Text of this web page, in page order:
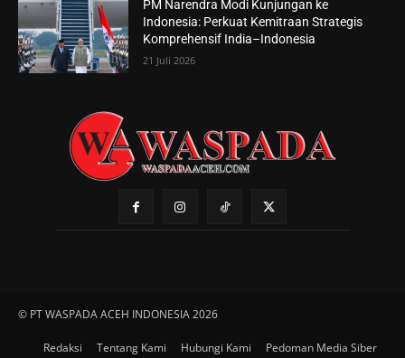
PM Narendra Modi Kunjungan ke
Indonesia: Perkuat Kemitraan Strategis
Komprehensif India–Indonesia
21 Juli 2026
© PT WASPADA ACEH INDONESIA 2026
Redaksi Tentang Kami Hubungi Kami Pedoman Media Siber